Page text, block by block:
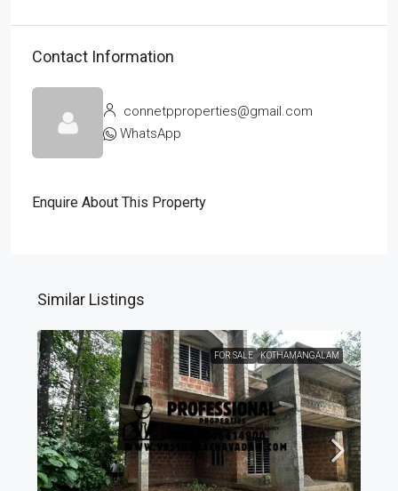
Contact Information
connetpproperties@gmail.com
WhatsApp
Enquire About This Property
Similar Listings
FOR SALE KOTHAMANGALAM